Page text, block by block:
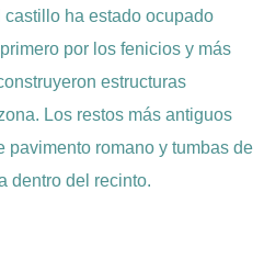
ha estado ocupado
por los fenicios y más
estructuras
Los restos más antiguos
pavimento romano y tumbas de
dentro del recinto.